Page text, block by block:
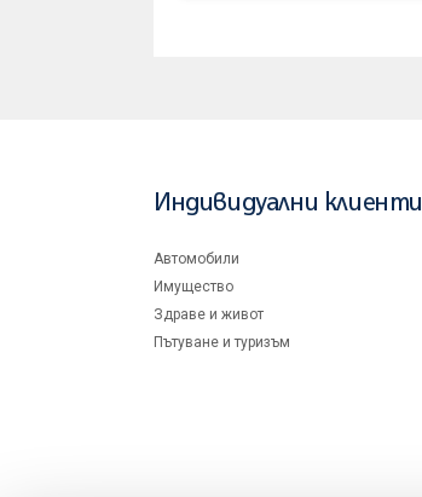
Индивидуални клиенти
Автомобили
Имущество
Здраве и живот
Пътуване и туризъм